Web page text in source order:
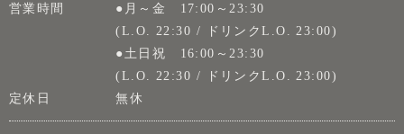
営業時間
●月～金 17:00～23:30
(L.O. 22:30 / ドリンクL.O. 23:00)
●土日祝 16:00～23:30
(L.O. 22:30 / ドリンクL.O. 23:00)
定休日
無休